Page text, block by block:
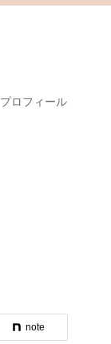
プロフィール
note